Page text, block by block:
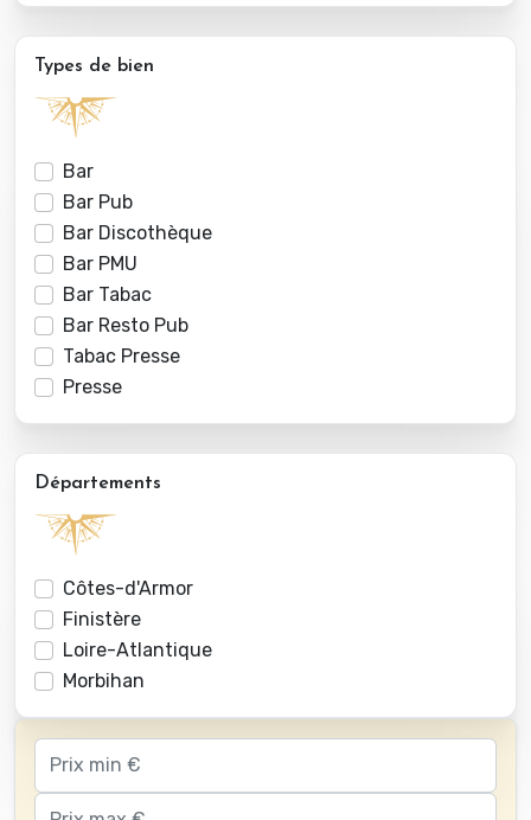
Types de bien
Bar
Bar Pub
Bar Discothèque
Bar PMU
Bar Tabac
Bar Resto Pub
Tabac Presse
Presse
Départements
Côtes-d'Armor
Finistère
Loire-Atlantique
Morbihan